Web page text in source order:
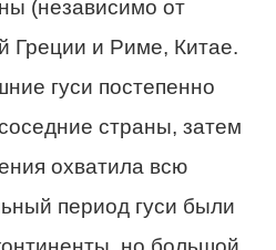
(независимо от
Греции и Риме, Китае.
гуси постепенно
страны, затем
охватила всю
период гуси были